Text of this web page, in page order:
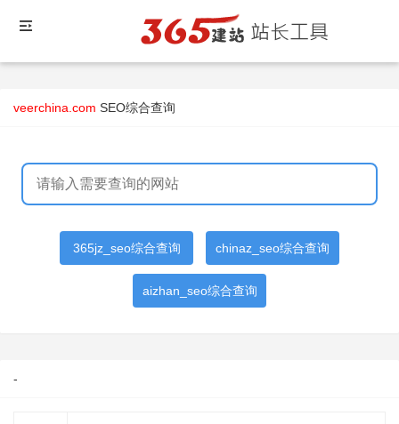
veerchina.com SEO综合查询
365jz_seo综合查询 chinaz_seo综合查询
aizhan_seo综合查询
-